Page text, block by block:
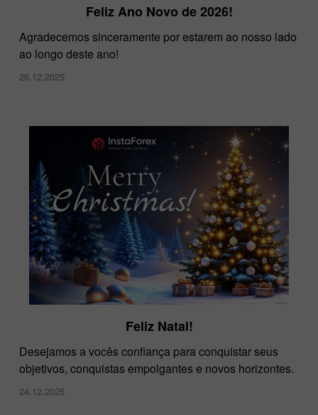
Feliz Ano Novo de 2026!
Agradecemos sinceramente por estarem ao nosso lado
ao longo deste ano!
26.12.2025
Feliz Natal!
Desejamos a vocês confiança para conquistar seus
objetivos, conquistas empolgantes e novos horizontes.
24.12.2025